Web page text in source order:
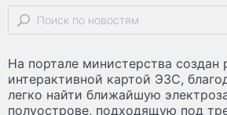
На портале министерства создан
интерактивной картой ЭЗС,
легко найти ближайшую
полуострове, подходящую под